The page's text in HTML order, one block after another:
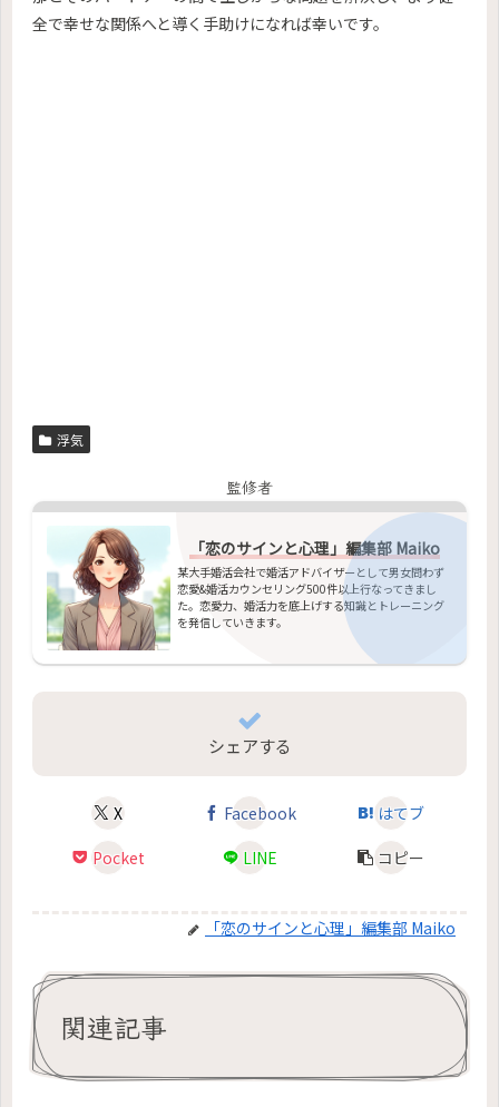
全で幸せな関係へと導く手助けになれば幸いです。
浮気
監修者
「恋のサインと心理」編集部 Maiko
某大手婚活会社で婚活アドバイザーとして男女問わず
恋愛&婚活カウンセリング500件以上行なってきまし
た。恋愛力、婚活力を底上げする知識とトレーニング
を発信していきます。
シェアする
X Facebook
はてブ
Pocket
LINE コピー
「恋のサインと心理」編集部 Maiko
関連記事